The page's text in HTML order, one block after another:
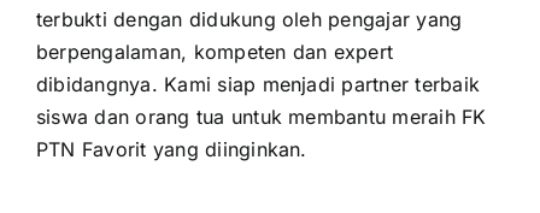
terbukti dengan didukung oleh pengajar yang
berpengalaman, kompeten dan expert
dibidangnya. Kami siap menjadi partner terbaik
siswa dan orang tua untuk membantu meraih FK
PTN Favorit yang diinginkan.